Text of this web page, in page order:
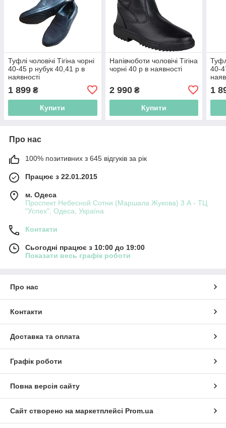
Туфлі чоловічі Тігіна чорні
40-45 р нубук 40,41 р в
наявності
1 899 ₴
Купити
Напівчоботи чоловічі Тігіна
чорні 40 р в наявності
2 990₴
Купити
40-
1
Про нас
100% позитивних з 645 відгуків за рік
Працює з 22.01.2015
м. Одеса
Проспект Небесной Сотни (Маршала Жукова) 3 А - ТЦ
"Успех", Одеса, Україна
Контакти
Сьогодні працює з 10:00 до 19:00
Показати весь графік роботи
Про нас
Контакти
Доставка та оплата
Графік роботи
Повна версія сайту
Сайт створено на маркетплейсі Prom.ua